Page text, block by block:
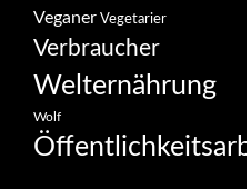
Veganer Vegetarier
Verbraucher
Welternährung
Wolf